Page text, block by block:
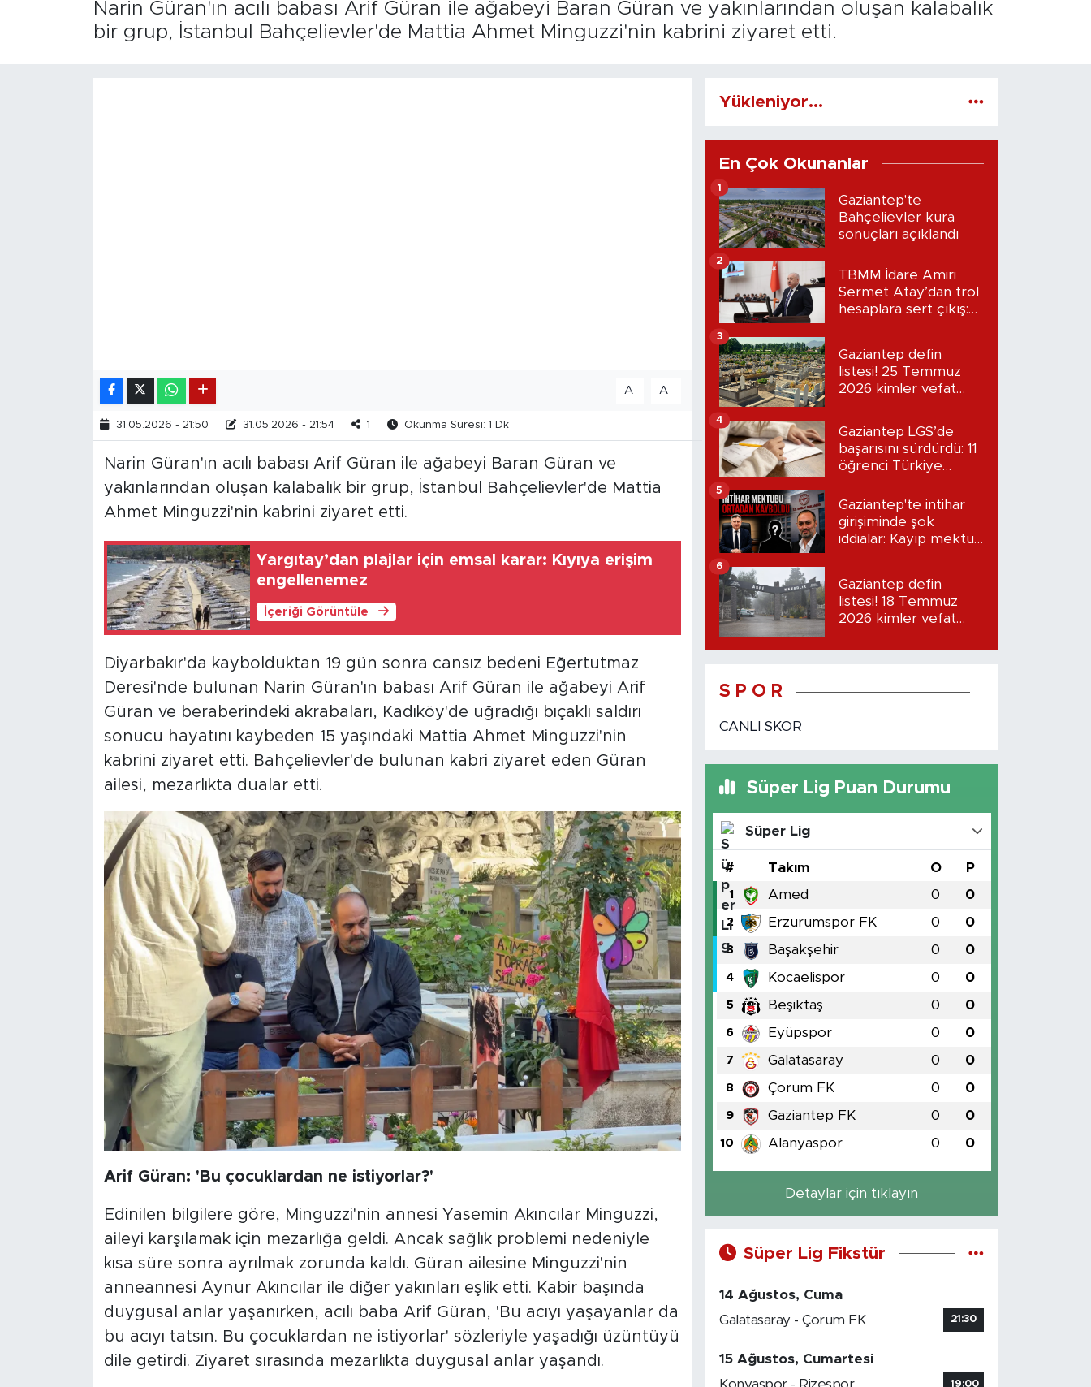
Narin Güran'ın acılı babası Arif Güran ile ağabeyi Baran Güran ve yakınlarından oluşan kalabalık
bir grup, İstanbul Bahçelievler'de Mattia Ahmet Minguzzi'nin kabrini ziyaret etti.
A- A+
31.05.2026 - 21:50 31.05.2026 - 21:54 1 Okunma Süresi: 1 Dk
Narin Güran'ın acılı babası Arif Güran ile ağabeyi Baran Güran ve
yakınlarından oluşan kalabalık bir grup, İstanbul Bahçelievler'de Mattia
Ahmet Minguzzi'nin kabrini ziyaret etti.
Yargıtay’dan plajlar için emsal karar: Kıyıya erişim
engellenemez
İçeriği Görüntüle
Diyarbakır'da kaybolduktan 19 gün sonra cansız bedeni Eğertutmaz
Deresi'nde bulunan Narin Güran'ın babası Arif Güran ile ağabeyi Arif
Güran ve beraberindeki akrabaları, Kadıköy'de uğradığı bıçaklı saldırı
sonucu hayatını kaybeden 15 yaşındaki Mattia Ahmet Minguzzi'nin
kabrini ziyaret etti. Bahçelievler'de bulunan kabri ziyaret eden Güran
ailesi, mezarlıkta dualar etti.
Arif Güran: 'Bu çocuklardan ne istiyorlar?'
Edinilen bilgilere göre, Minguzzi'nin annesi Yasemin Akıncılar Minguzzi,
aileyi karşılamak için mezarlığa geldi. Ancak sağlık problemi nedeniyle
kısa süre sonra ayrılmak zorunda kaldı. Güran ailesine Minguzzi'nin
anneannesi Aynur Akıncılar ile diğer yakınları eşlik etti. Kabir başında
duygusal anlar yaşanırken, acılı baba Arif Güran, 'Bu acıyı yaşayanlar da
bu acıyı tatsın. Bu çocuklardan ne istiyorlar' sözleriyle yaşadığı üzüntüyü
dile getirdi. Ziyaret sırasında mezarlıkta duygusal anlar yaşandı.
Yükleniyor...
En Çok Okunanlar
Gaziantep'te
Bahçelievler kura
sonuçları açıklandı
1
TBMM İdare Amiri
Sermet Atay’dan trol
hesaplara sert çıkış:
2
Gaziantep defin
listesi! 25 Temmuz
2026 kimler vefat
3
Gaziantep LGS’de
başarısını sürdürdü: 11
öğrenci Türkiye
4
Gaziantep'te intihar
girişiminde şok
iddialar: Kayıp mektup
5
Gaziantep defin
listesi! 18 Temmuz
2026 kimler vefat
6
S P O R
CANLI SKOR
Süper Lig Puan Durumu
Süper Lig
# Takım O P
1 Amed 0 0
2 Erzurumspor FK 0 0
3 Başakşehir 0 0
4 Kocaelispor 0 0
5 Beşiktaş 0 0
6 Eyüpspor 0 0
7 Galatasaray 0 0
8 Çorum FK 0 0
9 Gaziantep FK 0 0
10 Alanyaspor 0 0
Detaylar için tıklayın
Süper Lig Fikstür
14 Ağustos, Cuma
Galatasaray - Çorum FK
21:30
15 Ağustos, Cumartesi
19:00